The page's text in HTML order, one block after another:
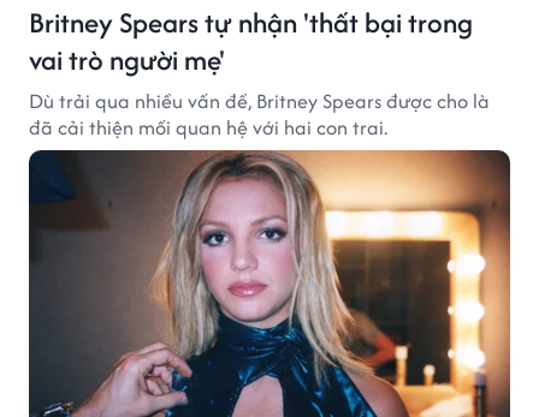
Britney Spears tự nhận 'thất bại trong
vai trò người mẹ'
Dù trải qua nhiều vấn đề, Britney Spears được cho là
đã cải thiện mối quan hệ với hai con trai.